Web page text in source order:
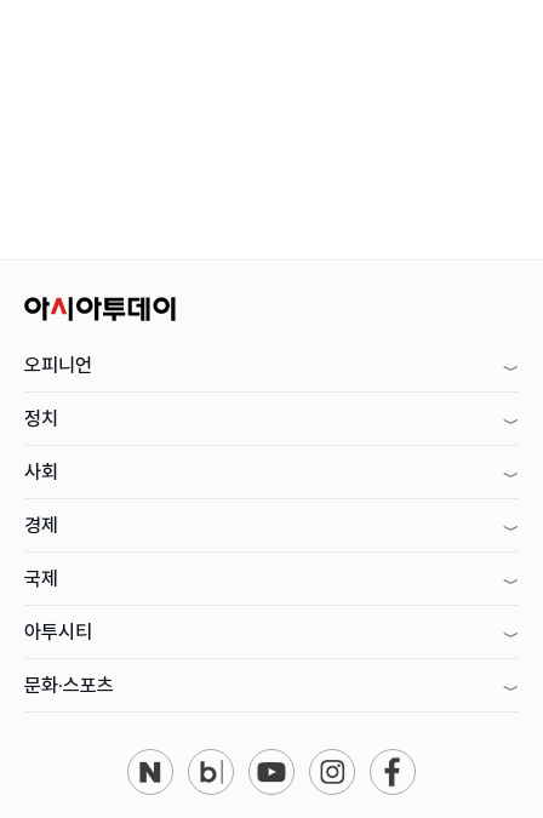
오피니언
정치
사회
경제
국제
아투시티
문화·스포츠